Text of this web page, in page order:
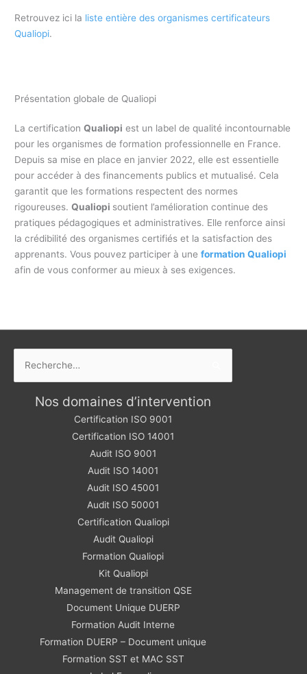
Retrouvez ici la liste entière des organismes certificateurs
Qualiopi.
Présentation globale de Qualiopi
La certificationQualiopi est un label de qualité incontournable
pour les organismes de formation professionnelle en France.
Depuis sa mise en place en janvier 2022, elle est essentielle
pour accéder à des financements publics et mutualisé. Cela
garantit que les formations respectent des normes
rigoureuses.Qualiopi soutient l’amélioration continue des
pratiques pédagogiques et administratives. Elle renforce ainsi
la crédibilité des organismes certifiés et la satisfaction des
apprenants. Vous pouvez participer à une formation Qualiopi
afin de vous conformer au mieux à ses exigences.
Nos domaines d’intervention
Certification ISO 9001
Certification ISO 14001
Audit ISO 9001
Audit ISO 14001
Audit ISO 45001
Audit ISO 50001
Certification Qualiopi
Audit Qualiopi
Formation Qualiopi
Kit Qualiopi
Management de transition QSE
Document Unique DUERP
Formation Audit Interne
Formation DUERP – Document unique
Formation SST et MAC SST